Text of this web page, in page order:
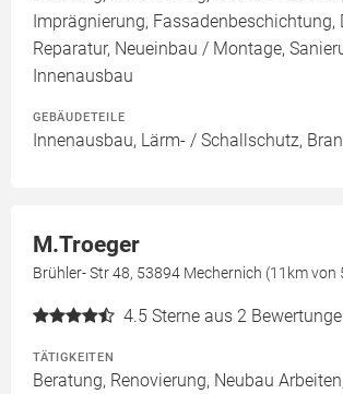
Imprägnierung, Fassadenbeschichtung,
Reparatur, Neueinbau / Montage,
Innenausbau
GEBÄUDETEILE
Innenausbau, Lärm- / Schallschutz,
M.Troeger
Brühler- Str 48, 53894 Mechernich (11km von
4.5 Sterne aus 2
TÄTIGKEITEN
Beratung, Renovierung, Neubau